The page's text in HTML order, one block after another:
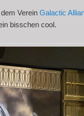
dem VereinGalactic
bisschen cool.